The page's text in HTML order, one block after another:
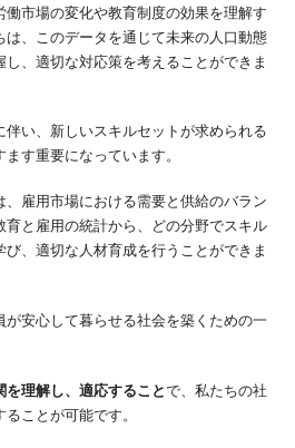
働市場の変化や教育制度の効果を理解す
、このデータを通じて未来の人口動態
、適切な対応策を考えることができま
伴い、新しいスキルセットが求められる
す重要になっています。
、雇用市場における需要と供給のバラン
と雇用の統計から、どの分野でスキル
、適切な人材育成を行うことができま
安心して暮らせる社会を築くための一
理解し、適応することで、私たちの社
ことが可能です。